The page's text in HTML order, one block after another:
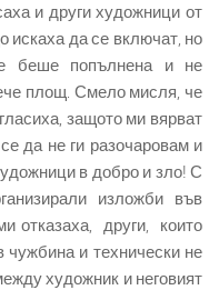
и други художници от
искаха да се включат, но
беше попълнена и не
площ. Смело мисля, че
защото ми вярват
да не ги разочаровам и
в добро и зло! С
изложби във
отказаха, други, които
и технически не
художник и неговият